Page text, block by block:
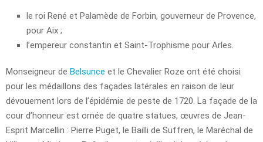
le roi René et Palamède de Forbin, gouverneur de Provence,
pour Aix ;
l’empereur constantin et Saint-Trophisme pour Arles.
Monseigneur de Belsunce et le Chevalier Roze ont été choisi
pour les médaillons des façades latérales en raison de leur
dévouement lors de l’épidémie de peste de 1720. La façade de la
cour d’honneur est ornée de quatre statues, œuvres de Jean-
Esprit Marcellin : Pierre Puget, le Bailli de Suffren, le Maréchal de